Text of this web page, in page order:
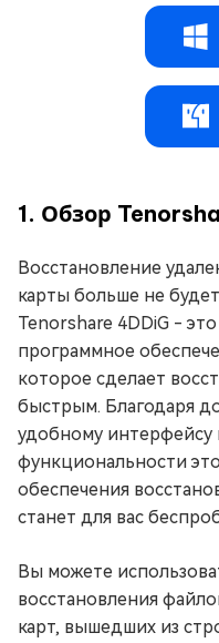
1. Обзор
Восстановление
карты больше не
Tenorshare 4DDiG -
программное
которое сделает
быстрым. Благодаря
удобному
функциональности
обеспечения
станет для вас
Вы можете
восстановления
карт, вышедших из